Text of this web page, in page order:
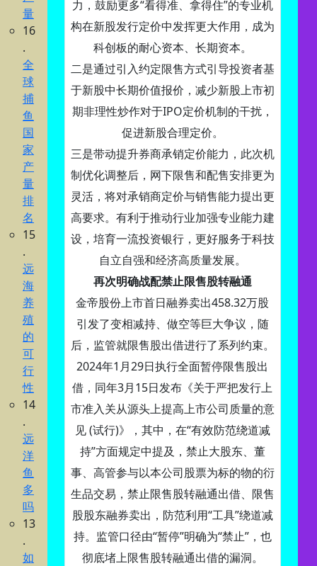
量
16
.
全
球
捕
鱼
国
家
产
量
排
名
15
.
远
海
养
殖
的
可
行
性
14
.
远
洋
鱼
多
吗
13
.
如
力，鼓励更多“看得准、拿得住”的专业机
构在新股发行定价中发挥更大作用，成为
科创板的耐心资本、长期资本。
二是通过引入约定限售方式引导投资者基
于新股中长期价值报价，减少新股上市初
期非理性炒作对于IPO定价机制的干扰，
促进新股合理定价。
三是带动提升券商承销定价能力，此次机
制优化调整后，网下限售和配售安排更为
灵活，将对承销商定价与销售能力提出更
高要求。有利于推动行业加强专业能力建
设，培育一流投资银行，更好服务于科技
自立自强和经济高质量发展。
再次明确战配禁止限售股转融通
金帝股份上市首日融券卖出458.32万股
引发了变相减持、做空等巨大争议，随
后，监管就限售股出借进行了系列约束。
2024年1月29日执行全面暂停限售股出
借，同年3月15日发布《关于严把发行上
市准入关从源头上提高上市公司质量的意
见 (试行)》，其中，在“有效防范绕道减
持”方面规定中提及，禁止大股东、董
事、高管参与以本公司股票为标的物的衍
生品交易，禁止限售股转融通出借、限售
股股东融券卖出，防范利用“工具”绕道减
持。监管口径由“暂停”明确为“禁止”，也
彻底堵上限售股转融通出借的漏洞。